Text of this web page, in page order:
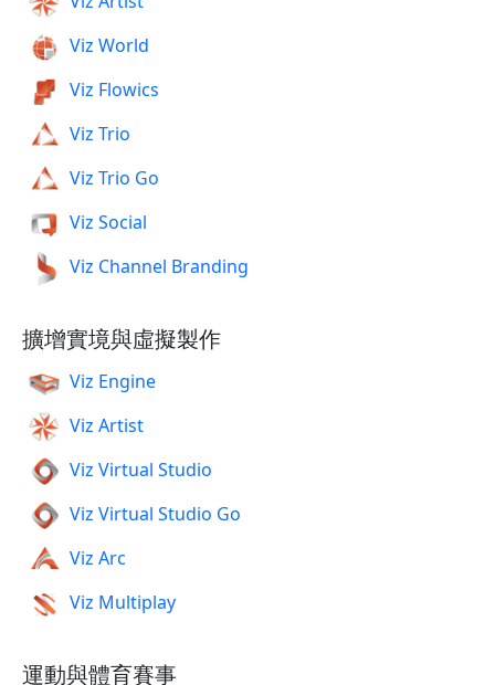
Viz World
Viz Flowics
Viz Trio
Viz Trio Go
Viz Social
Viz Channel Branding
擴增實境與虛擬製作
Viz Engine
Viz Artist
Viz Virtual Studio
Viz Virtual Studio Go
Viz Arc
Viz Multiplay
運動與體育賽事